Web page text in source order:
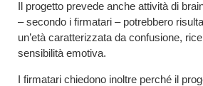
Il progetto prevede anche attività di
– secondo i firmatari – potrebbero
un’età caratterizzata da confusione,
sensibilità emotiva.
I firmatari chiedono inoltre perché il